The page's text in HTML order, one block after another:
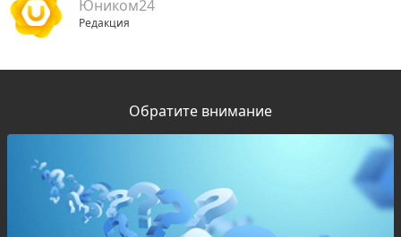
Юником24
Редакция
Обратите внимание